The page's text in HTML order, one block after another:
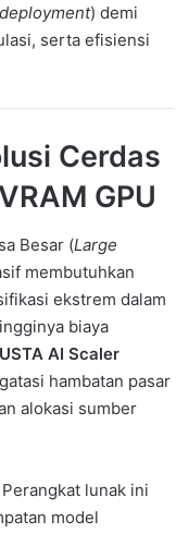
) demi
serta efisiensi
Cerdas
GPU
Besar (Large
membutuhkan
ekstrem dalam
biaya
AI Scaler
hambatan pasar
alokasi sumber
Perangkat lunak ini
model